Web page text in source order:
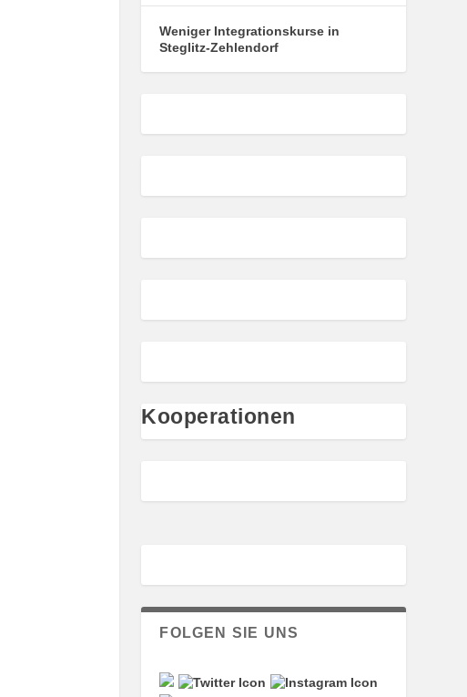
Weniger Integrationskurse in
Steglitz-Zehlendorf
Kooperationen
FOLGEN SIE UNS